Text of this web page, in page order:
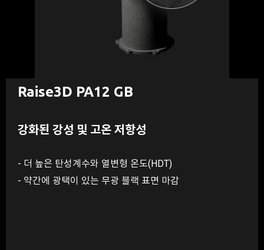
Raise3D PA12 GB
강화된 강성 및 고온 저항성
- 더 높은 탄성계수와 열변형 온도(HDT)
- 약간에 광택이 있는 무광 블랙 표면 마감